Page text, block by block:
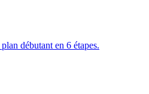
débutant en 6 étapes.